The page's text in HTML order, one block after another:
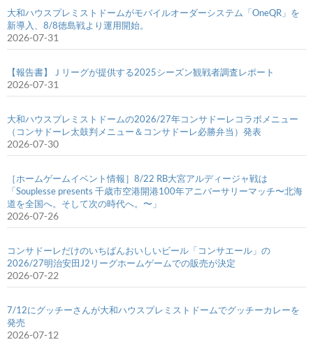
大和ハウスプレミストドームがモバイルオーダーシステム「OneQR」を
新導入、8/8徳島戦より運用開始。
2026-07-31
【報告書】Ｊリーグが提供する2025シーズン観戦者調査レポート
2026-07-31
大和ハウスプレミストドームの2026/27年コンサドーレコラボメニュー
（コンサドーレ太鼓判メニュー＆コンサドーレ必勝弁当）発表
2026-07-30
［ホームゲームイベント情報］8/22 RB大宮アルディージャ戦は
「Souplesse presents 千歳市空港開港100年アニバーサリーマッチ〜北海
道を全国へ。そして次の時代へ。〜」
2026-07-26
コンサドーレだけのいちばんおいしいビール「コンサエール」の
2026/27明治安田J2リーグホームゲームでの販売が決定
2026-07-22
7/12にグッチーさんが大和ハウスプレミストドームでグッチーカレーを
発売
2026-07-12